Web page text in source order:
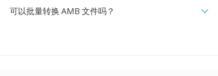
可以批量转换 AMB 文件吗？